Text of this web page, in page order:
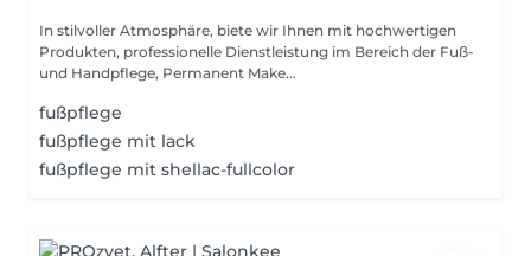
In stilvoller Atmosphäre, biete wir Ihnen mit hochwertigen
Produkten, professionelle Dienstleistung im Bereich der Fuß-
und Handpflege, Permanent Make...
fußpflege
fußpflege mit lack
fußpflege mit shellac-fullcolor